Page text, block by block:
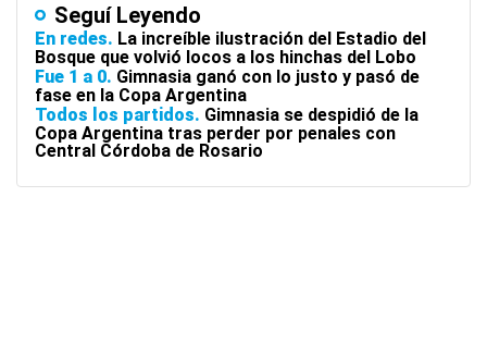
Seguí Leyendo
En redes La increíble ilustración del Estadio del
Bosque que volvió locos a los hinchas del Lobo
Fue 1 a 0 Gimnasia ganó con lo justo y pasó de
fase en la Copa Argentina
Todos los partidos Gimnasia se despidió de la
Copa Argentina tras perder por penales con
Central Córdoba de Rosario